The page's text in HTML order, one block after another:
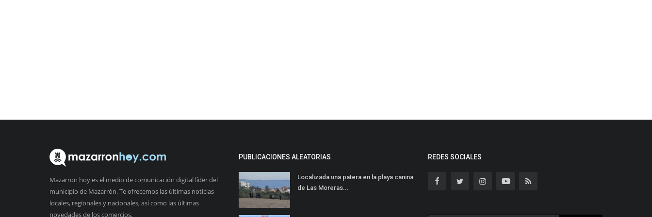
Mazarron hoy es el medio de comunicación digital líder del
municipio de Mazarrón. Te ofrecemos las últimas noticias
locales, regionales y nacionales, así como las últimas
novedades de los comercios.
PUBLICACIONES ALEATORIAS
Localizada una patera en la playa canina
de Las Moreras...
REDES SOCIALES